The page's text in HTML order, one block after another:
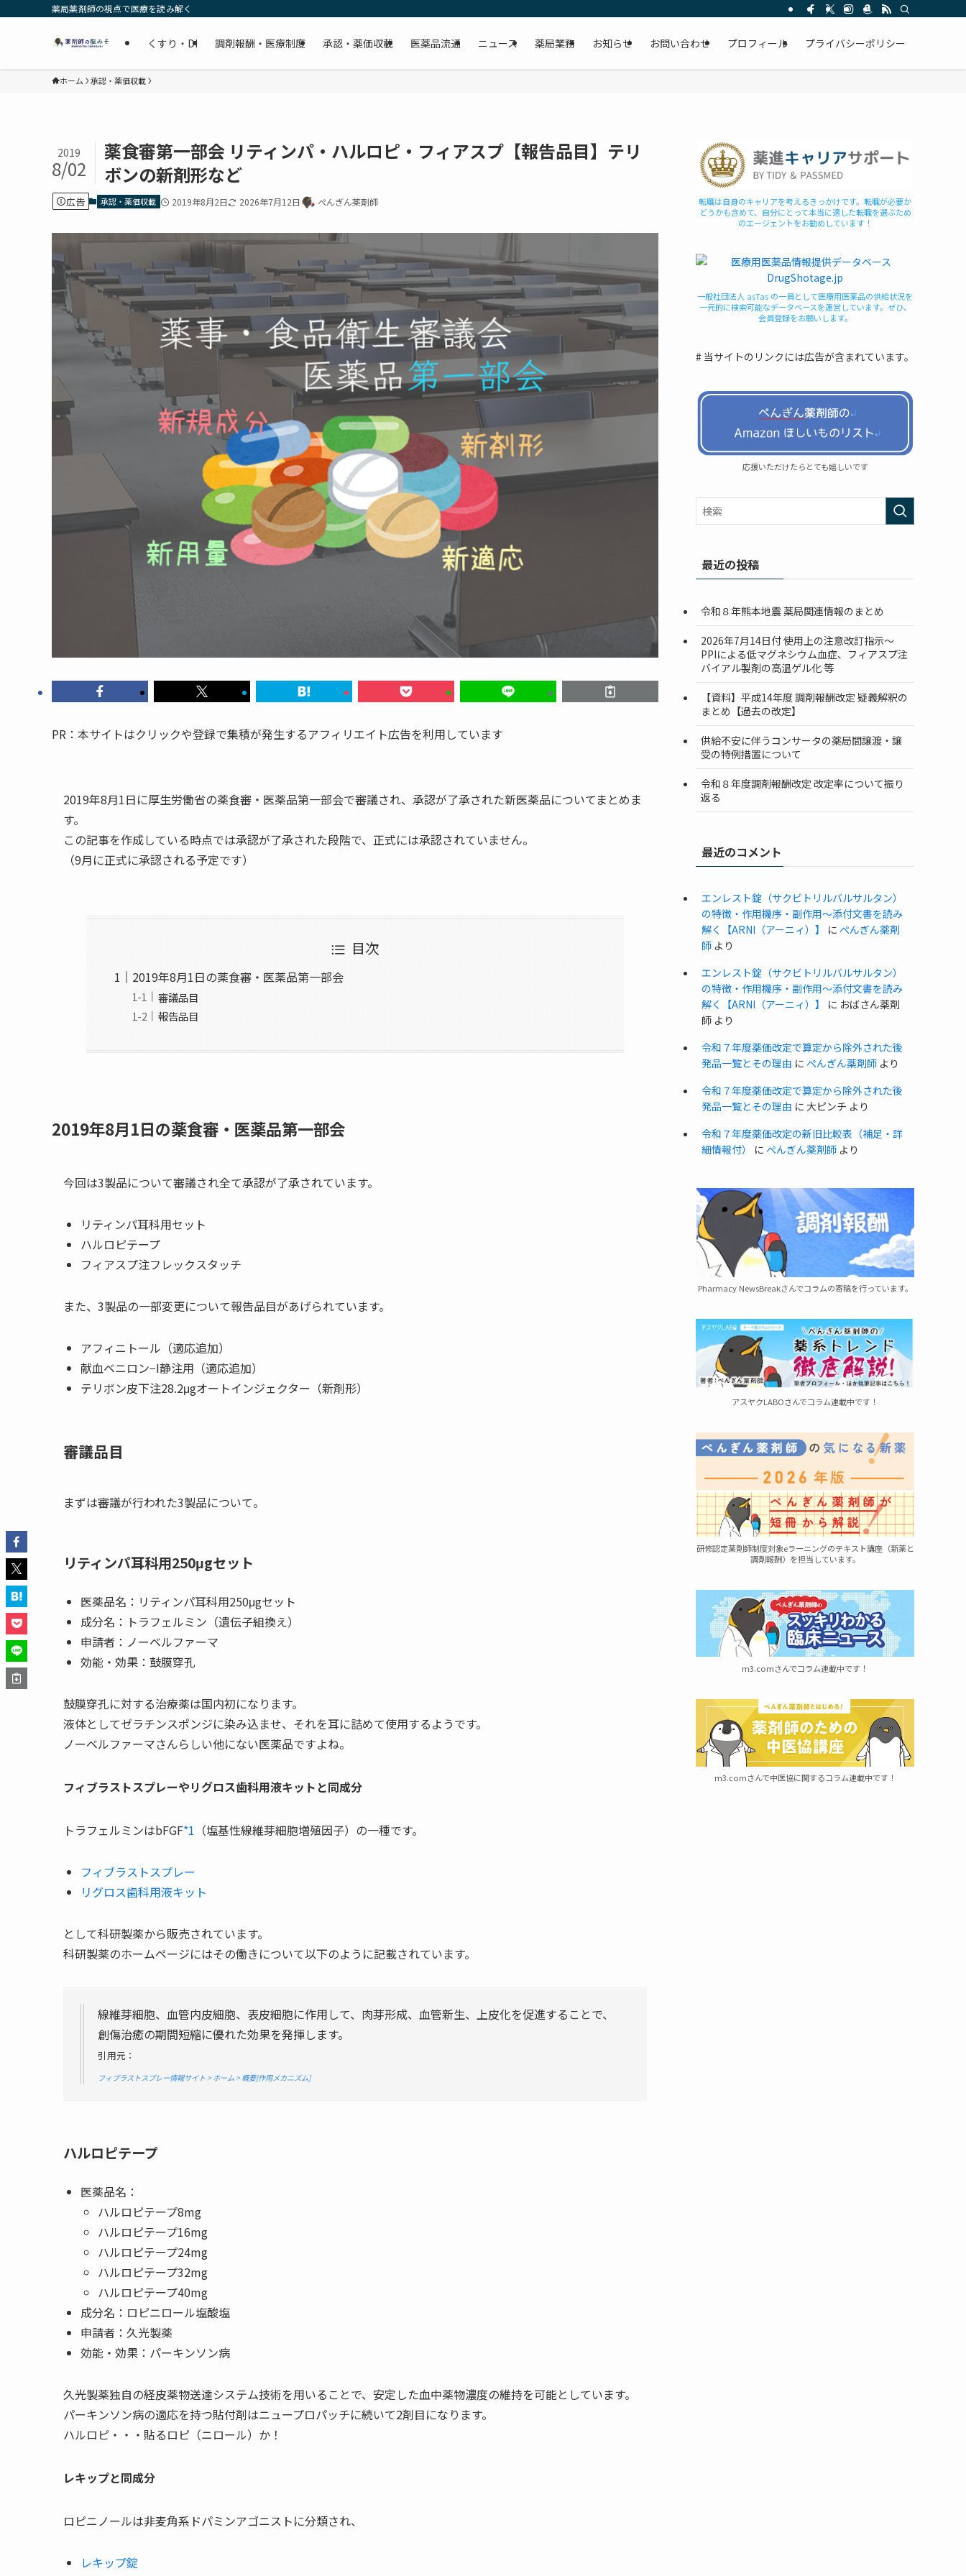
薬局薬剤師の視点で医療を読み解く
くすり・DI 調剤報酬・医療制度 承認・薬価収載 医薬品流通 ニュース 薬局業務 お知らせ お問い合わせ プロフィール プライバシーポリシー
ホーム 承認・薬価収載
薬食審第一部会 リティンパ・ハルロピ・フィアスプ【報告品目】テリ
ボンの新剤形など
2019
8/02
広告 承認・薬価収載 2019年8月2日 2026年7月12日 ぺんぎん薬剤師
PR：本サイトはクリックや登録で集積が発生するアフィリエイト広告を利用しています
2019年8月1日に厚生労働省の薬食審・医薬品第一部会で審議され、承認が了承された新医薬品についてまとめま
す。
この記事を作成している時点では承認が了承された段階で、正式には承認されていません。
（9月に正式に承認される予定です）
目次
2019年8月1日の薬食審・医薬品第一部会
審議品目
報告品目
2019年8月1日の薬食審・医薬品第一部会
今回は3製品について審議され全て承認が了承されています。
リティンパ耳科用セット
ハルロピテープ
フィアスプ注フレックスタッチ
また、3製品の一部変更について報告品目があげられています。
アフィニトール（適応追加）
献血ベニロン−I静注用（適応追加）
テリボン皮下注28.2μgオートインジェクター（新剤形）
審議品目
まずは審議が行われた3製品について。
リティンパ耳科用250μgセット
医薬品名：リティンパ耳科用250μgセット
成分名：トラフェルミン（遺伝子組換え）
申請者：ノーベルファーマ
効能・効果：鼓膜穿孔
鼓膜穿孔に対する治療薬は国内初になります。
液体としてゼラチンスポンジに染み込ませ、それを耳に詰めて使用するようです。
ノーベルファーマさんらしい他にない医薬品ですよね。
フィブラストスプレーやリグロス歯科用液キットと同成分
トラフェルミンはbFGF*1 （塩基性線維芽細胞増殖因子）の一種です。
フィブラストスプレー
リグロス歯科用液キット
として科研製薬から販売されています。
科研製薬のホームページにはその働きについて以下のように記載されています。
線維芽細胞、血管内皮細胞、表皮細胞に作用して、肉芽形成、血管新生、上皮化を促進することで、
創傷治癒の期間短縮に優れた効果を発揮します。
引用元：
フィブラストスプレー情報サイト > ホーム > 概要[作用メカニズム]
ハルロピテープ
医薬品名：
ハルロピテープ8mg
ハルロピテープ16mg
ハルロピテープ24mg
ハルロピテープ32mg
ハルロピテープ40mg
成分名：ロピニロール塩酸塩
申請者：久光製薬
効能・効果：パーキンソン病
久光製薬独自の経皮薬物送達システム技術を用いることで、安定した血中薬物濃度の維持を可能としています。
パーキンソン病の適応を持つ貼付剤はニュープロパッチに続いて2剤目になります。
ハルロピ・・・貼るロピ（ニロール）か！
レキップと同成分
ロピニノールは非麦角系ドパミンアゴニストに分類され、
レキップ錠
転職は自身のキャリアを考えるきっかけです。転職が必要か
どうかも含めて、自分にとって本当に適した転職を選ぶため
のエージェントをお勧めしています！
一般社団法人 asTas の一員として医療用医薬品の供給状況を
一元的に検索可能なデータベースを運営しています。ぜひ、
会員登録をお願いします。
# 当サイトのリンクには広告が含まれています。
応援いただけたらとても嬉しいです
最近の投稿
令和８年熊本地震 薬局関連情報のまとめ
2026年7月14日付 使用上の注意改訂指示〜
PPIによる低マグネシウム血症、フィアスプ注
バイアル製剤の高温ゲル化 等
【資料】平成14年度 調剤報酬改定 疑義解釈の
まとめ【過去の改定】
供給不安に伴うコンサータの薬局間譲渡・譲
受の特例措置について
令和８年度調剤報酬改定 改定率について振り
返る
最近のコメント
エンレスト錠（サクビトリルバルサルタン）
の特徴・作用機序・副作用〜添付文書を読み
解く【ARNI（アーニィ）】
に ぺんぎん薬剤
師 より
エンレスト錠（サクビトリルバルサルタン）
の特徴・作用機序・副作用〜添付文書を読み
解く【ARNI（アーニィ）】
に おばさん薬剤
師 より
令和７年度薬価改定で算定から除外された後
発品一覧とその理由 に ぺんぎん薬剤師 より
令和７年度薬価改定で算定から除外された後
発品一覧とその理由 に 大ピンチ より
令和７年度薬価改定の新旧比較表（補足・詳
細情報付）
に ぺんぎん薬剤師 より
Pharmacy NewsBreakさんでコラムの寄稿を行っています。
アスヤクLABOさんでコラム連載中です！
研修認定薬剤師制度対象eラーニングのテキスト講座（新薬と
調剤報酬）を担当しています。
m3.comさんでコラム連載中です！
m3.comさんで中医協に関するコラム連載中です！